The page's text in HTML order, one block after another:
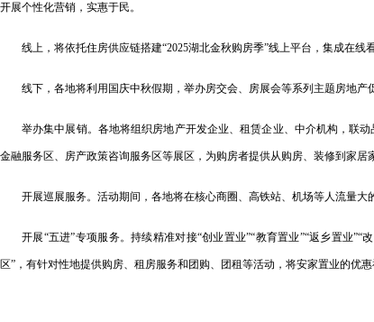
开展个性化营销，实惠于民。
线上，将依托住房供应链搭建“2025湖北金秋购房季”线上平台，集成在
线下，各地将利用国庆中秋假期，举办房交会、房展会等系列主题房地产
举办集中展销。各地将组织房地产开发企业、租赁企业、中介机构，联
金融服务区、房产政策咨询服务区等展区，为购房者提供从购房、装修到家
开展巡展服务。活动期间，各地将在核心商圈、高铁站、机场等人流量
开展“五进”专项服务。持续精准对接“创业置业”“教育置业”“返乡置业
区”，有针对性地提供购房、租房服务和团购、团租等活动，将安家置业的优惠